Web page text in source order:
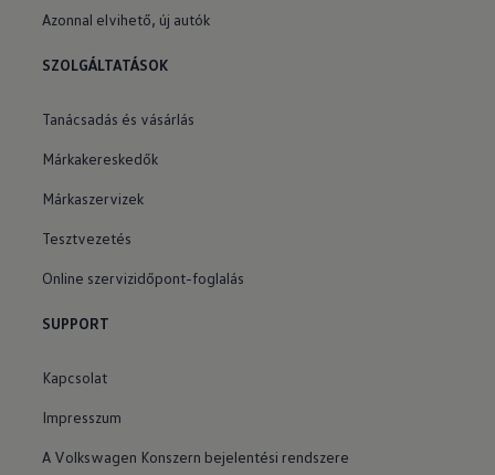
Azonnal elvihető, új autók
SZOLGÁLTATÁSOK
Tanácsadás és vásárlás
Márkakereskedők
Márkaszervizek
Tesztvezetés
Online szervizidőpont-foglalás
SUPPORT
Kapcsolat
Impresszum
A Volkswagen Konszern bejelentési rendszere